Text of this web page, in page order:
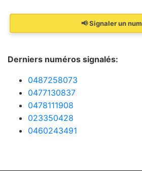
📢 Signaler un
Derniers numéros signalés:
0487258073
0477130837
0478111908
023350428
0460243491